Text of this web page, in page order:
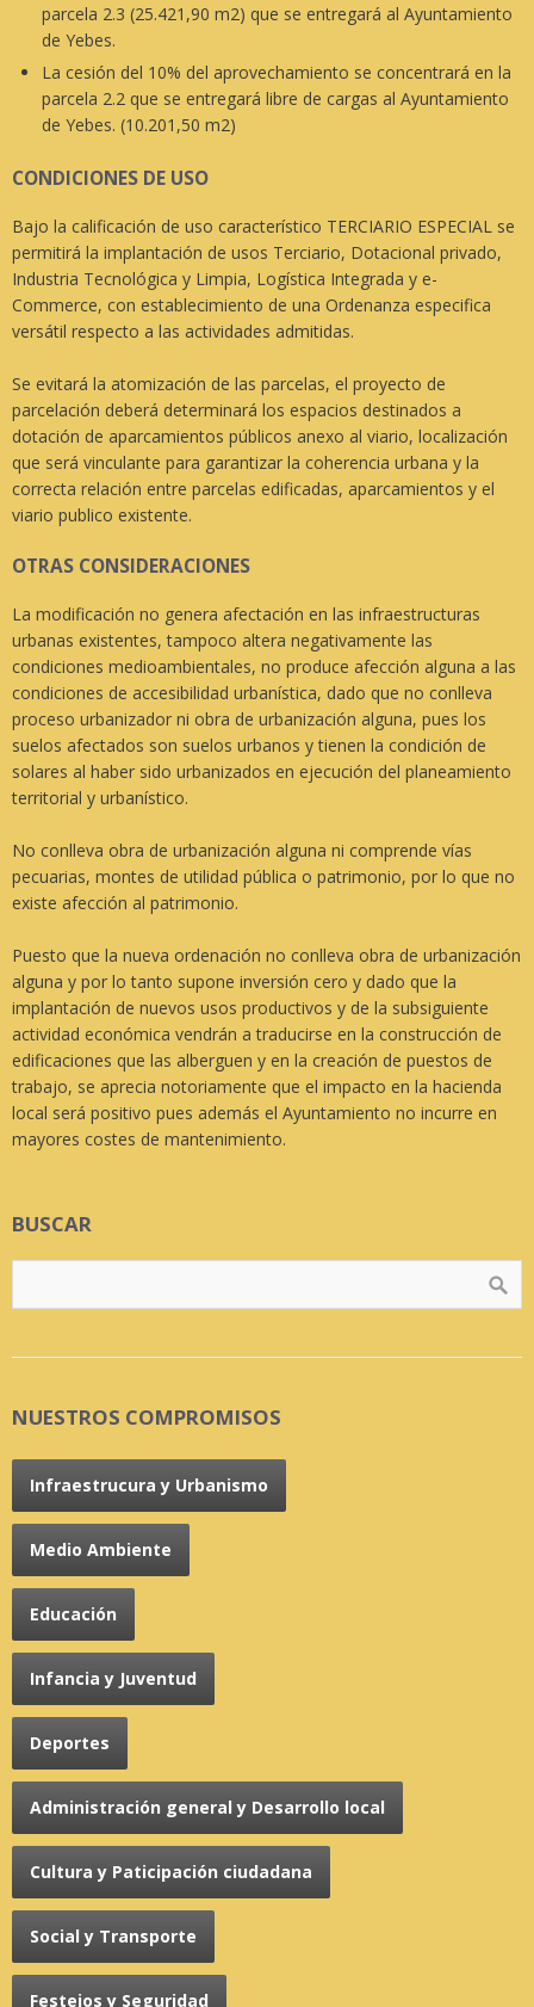
parcela 2.3 (25.421,90 m2) que se entregará al Ayuntamiento
de Yebes.
La cesión del 10% del aprovechamiento se concentrará en la
parcela 2.2 que se entregará libre de cargas al Ayuntamiento
de Yebes. (10.201,50 m2)
CONDICIONES DE USO
Bajo la calificación de uso característico TERCIARIO ESPECIAL se
permitirá la implantación de usos Terciario, Dotacional privado,
Industria Tecnológica y Limpia, Logística Integrada y e-
Commerce, con establecimiento de una Ordenanza especifica
versátil respecto a las actividades admitidas.
Se evitará la atomización de las parcelas, el proyecto de
parcelación deberá determinará los espacios destinados a
dotación de aparcamientos públicos anexo al viario, localización
que será vinculante para garantizar la coherencia urbana y la
correcta relación entre parcelas edificadas, aparcamientos y el
viario publico existente.
OTRAS CONSIDERACIONES
La modificación no genera afectación en las infraestructuras
urbanas existentes, tampoco altera negativamente las
condiciones medioambientales, no produce afección alguna a las
condiciones de accesibilidad urbanística, dado que no conlleva
proceso urbanizador ni obra de urbanización alguna, pues los
suelos afectados son suelos urbanos y tienen la condición de
solares al haber sido urbanizados en ejecución del planeamiento
territorial y urbanístico.
No conlleva obra de urbanización alguna ni comprende vías
pecuarias, montes de utilidad pública o patrimonio, por lo que no
existe afección al patrimonio.
Puesto que la nueva ordenación no conlleva obra de urbanización
alguna y por lo tanto supone inversión cero y dado que la
implantación de nuevos usos productivos y de la subsiguiente
actividad económica vendrán a traducirse en la construcción de
edificaciones que las alberguen y en la creación de puestos de
trabajo, se aprecia notoriamente que el impacto en la hacienda
local será positivo pues además el Ayuntamiento no incurre en
mayores costes de mantenimiento.
BUSCAR
NUESTROS COMPROMISOS
Infraestrucura y Urbanismo
Medio Ambiente
Educación
Infancia y Juventud
Deportes
Administración general y Desarrollo local
Cultura y Paticipación ciudadana
Social y Transporte
Festejos y Seguridad